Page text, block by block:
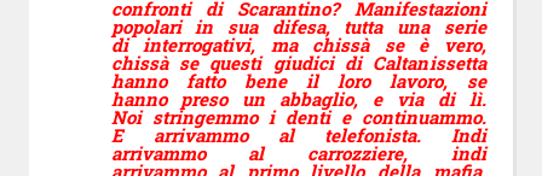
confronti di Scarantino? Manifestazioni
popolari in sua difesa, tutta una serie
di interrogativi, ma chissà se è vero,
chissà se questi giudici di Caltanissetta
hanno fatto bene il loro lavoro, se
hanno preso un abbaglio, e via di lì.
Noi stringemmo i denti e continuammo.
E arrivammo al telefonista. Indi
arrivammo al carrozziere, indi
arrivammo al primo livello della mafia,